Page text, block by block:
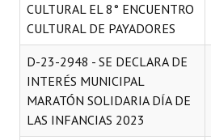
Ejecución Presupuestaria
Actas de Audiencias Públicas
NORMATIVA
Comunicaciones
CULTURAL EL 8° ENCUENTRO
CULTURAL DE PAYADORES
D-23-2948 - SE DECLARA DE
INTERÉS MUNICIPAL
MARATÓN SOLIDARIA DÍA DE
LAS INFANCIAS 2023